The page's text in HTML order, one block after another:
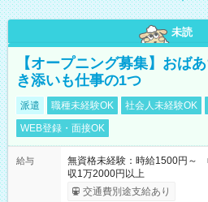
未読
【オープニング募集】おば
き添いも仕事の1つ
派遣 職種未経験OK 社会人未経験OK
WEB登録・面接OK
給与
無資格未経験：時給1500円
収1万2000円以上
交通費別途支給あり